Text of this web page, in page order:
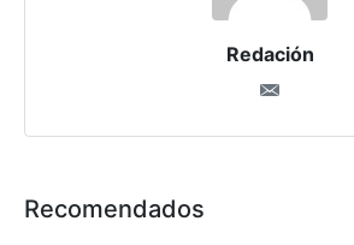
Redación
Recomendados